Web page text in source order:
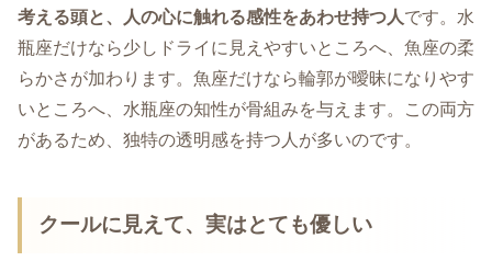
考える頭と、人の心に触れる感性をあわせ持つ人です。水
瓶座だけなら少しドライに見えやすいところへ、魚座の柔
らかさが加わります。魚座だけなら輪郭が曖昧になりやす
いところへ、水瓶座の知性が骨組みを与えます。この両方
があるため、独特の透明感を持つ人が多いのです。
クールに見えて、実はとても優しい